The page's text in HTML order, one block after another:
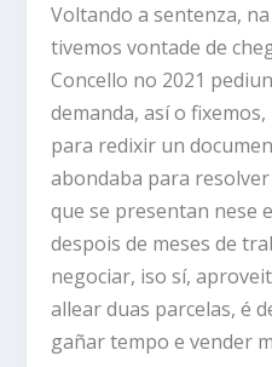
Voltando a sentenza,
tivemos vontade de
Concello no 2021
demanda, así o
para redixir un
abondaba para
que se presentan nese
despois de meses de
negociar, iso sí,
allear duas parcelas, é
gañar tempo e vender